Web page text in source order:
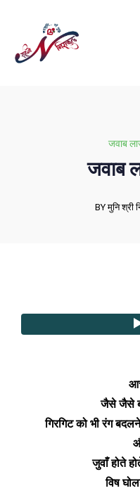
जवाब
जवाब
BY मुनि श्री
जैसे जैसे
गिरगिट को भी रंग
जुवाँ होते
विष